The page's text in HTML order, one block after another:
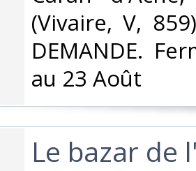
(Vivaire, V,
DEMANDE.
au 23 Août‎
‎Le bazar de